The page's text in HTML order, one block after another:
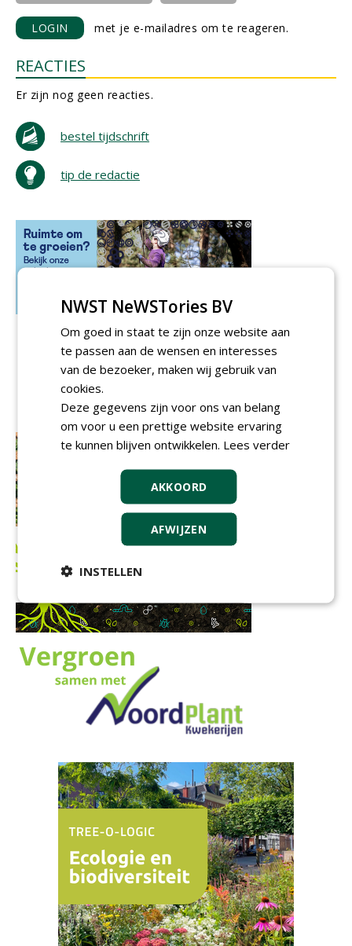
LOGIN met je e-mailadres om te reageren.
REACTIES
Er zijn nog geen reacties.
bestel tijdschrift
tip de redactie
NWST NeWSTories BV
Om goed in staat te zijn onze website aan
te passen aan de wensen en interesses
van de bezoeker, maken wij gebruik van
cookies.
Deze gegevens zijn voor ons van belang
om voor u een prettige website ervaring
te kunnen blijven ontwikkelen. Lees verder
AKKOORD
AFWIJZEN
INSTELLEN